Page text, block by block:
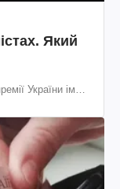
Який
України ім.